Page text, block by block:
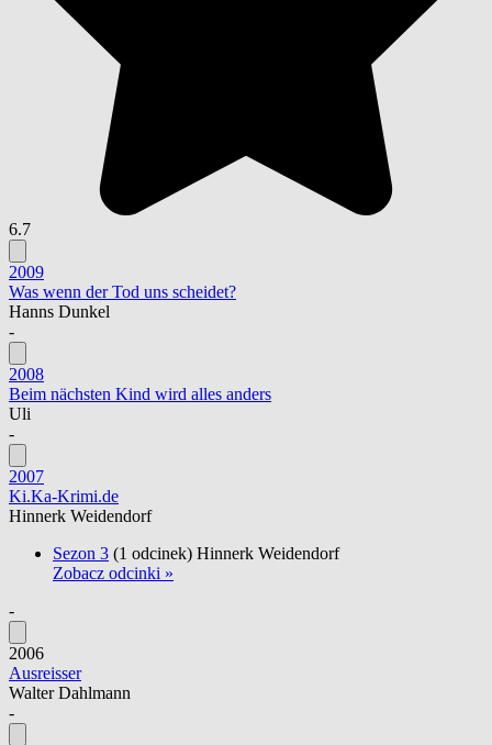
6.7
2009
Was wenn der Tod uns scheidet?
Hanns Dunkel
-
2008
Beim nächsten Kind wird alles anders
Uli
-
2007
Ki.Ka-Krimi.de
Hinnerk Weidendorf
Sezon 3 (1 odcinek) Hinnerk Weidendorf
Zobacz odcinki »
-
2006
Ausreisser
Walter Dahlmann
-